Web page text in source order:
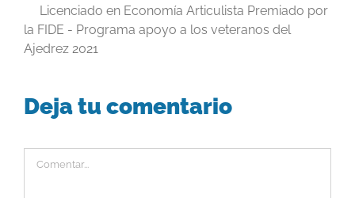
Licenciado en Economía Articulista Premiado por
la FIDE - Programa apoyo a los veteranos del
Ajedrez 2021
Deja tu comentario